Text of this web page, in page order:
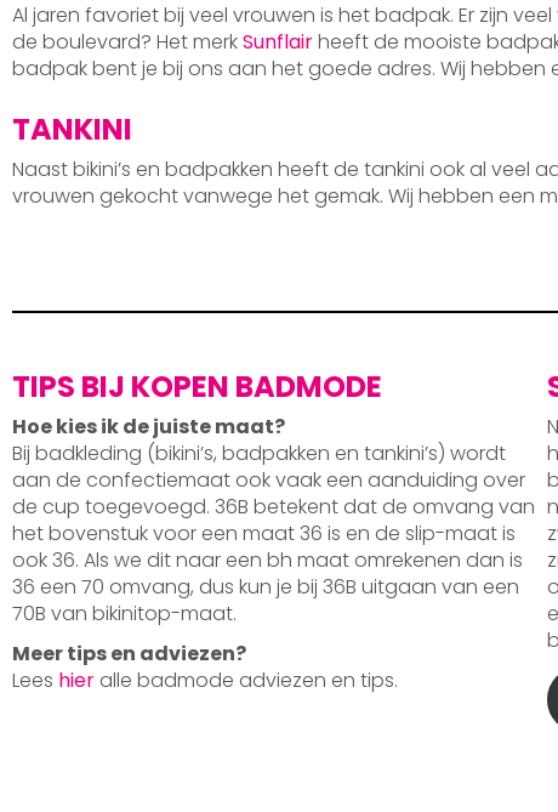
Al jaren favoriet bij veel vrouwen is het badpak. Er zijn
de boulevard? Het merkSunflairheeft de mooiste
badpak bent je bij ons aan het goede adres. Wij
TANKINI
Naast bikini’s en badpakken heeft de tankini ook al veel
vrouwen gekocht vanwege het gemak. Wij hebben een
TIPS BIJ KOPEN BADMODE
Hoe kies ik de juiste maat?
Bij badkleding (bikini’s, badpakken en tankini’s) wordt
aan de confectiemaat ook vaak een aanduiding over
de cup toegevoegd. 36B betekent dat de omvang van
het bovenstuk voor een maat 36 is en de slip-maat is
ook 36. Als we dit naar een bh maat omrekenen dan is
36 een 70 omvang, dus kun je bij 36B uitgaan van een
70B van bikinitop-maat.
Meer tips en adviezen?
Lees hier alle badmode adviezen en tips.